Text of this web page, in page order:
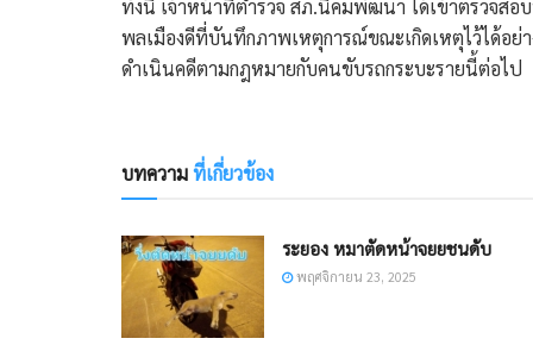
ทั้งนี้ เจ้าหน้าที่ตำรวจ สภ.นิคมพัฒนา ได้เข้าตรวจสอ
พลเมืองดีที่บันทึกภาพเหตุการณ์ขณะเกิดเหตุไว้ได้อ
ดำเนินคดีตามกฎหมายกับคนขับรถกระบะรายนี้ต่อไป
บทความที่เกี่ยวข้อง
ระยอง หมาตัดหน้าจยยชนดับ
พฤศจิกายน 23, 2025